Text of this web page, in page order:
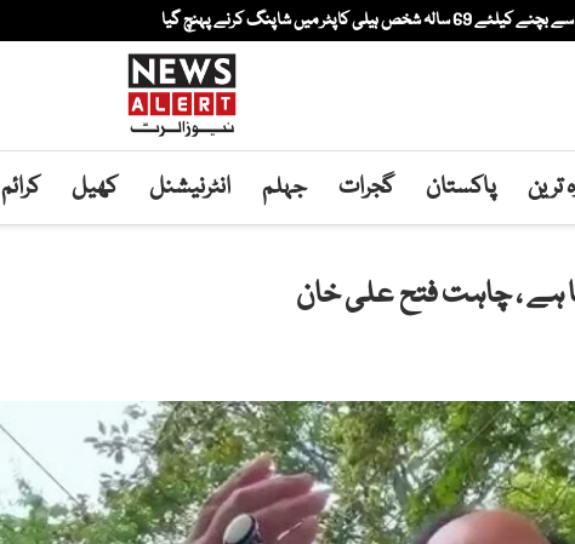
کاپٹر میں شاپنگ کرنے پہنچ گیا
ترین پاکستان گجرات جہلم انٹرنیشنل کھیل کرائم
ہے ، چاہت فتح علی خان